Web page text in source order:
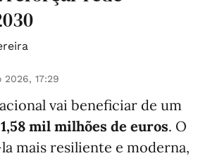
2026, 17:29
vai beneficiar de um
1,58 mil milhões de euros. O
mais resiliente e moderna,